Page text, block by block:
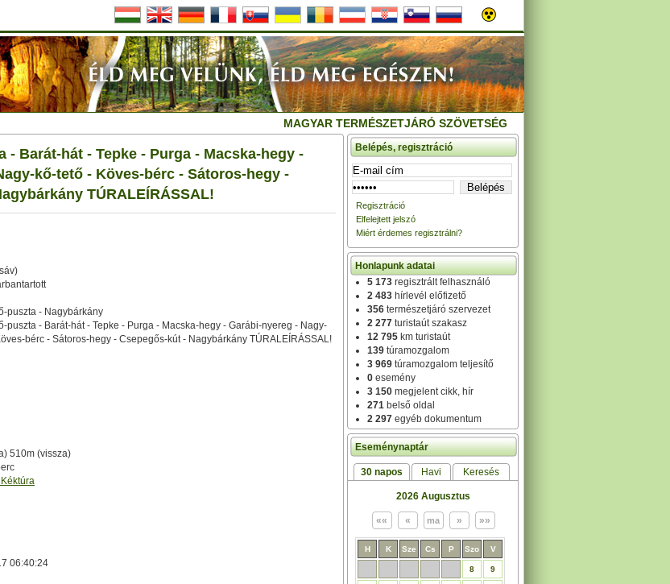
MAGYAR TERMÉSZETJÁRÓ SZÖVETSÉG
- Barát-hát - Tepke - Purga - Macska-hegy -
kő-tető - Köves-bérc - Sátoros-hegy -
TÚRALEÍRÁSSAL!
puszta - Nagybárkány
puszta - Barát-hát - Tepke - Purga - Macska-hegy - Garábi-nyereg - Nagy-
bérc - Sátoros-hegy - Csepegős-kút - Nagybárkány TÚRALEÍRÁSSAL!
510m (vissza)
06:40:24
Belépés, regisztráció
Regisztráció
Elfelejtett jelszó
Miért érdemes regisztrálni?
Honlapunk adatai
5 173 regisztrált felhasználó
2 483 hírlevél előfizető
356 természetjáró szervezet
2 277 turistaút szakasz
12 795 km turistaút
139 túramozgalom
3 969 túramozgalom teljesítő
0 esemény
3 150 megjelent cikk, hír
271 belső oldal
2 297 egyéb dokumentum
Eseménynaptár
30 napos Havi Keresés
2026 Augusztus
H K Sze Cs P Szo V
8 9